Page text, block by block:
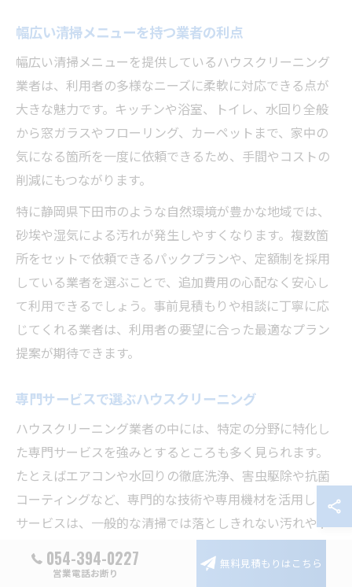
幅広い清掃メニューを持つ業者の利点
幅広い清掃メニューを提供しているハウスクリーニング
業者は、利用者の多様なニーズに柔軟に対応できる点が
大きな魅力です。キッチンや浴室、トイレ、水回り全般
から窓ガラスやフローリング、カーペットまで、家中の
気になる箇所を一度に依頼できるため、手間やコストの
削減にもつながります。
特に静岡県下田市のような自然環境が豊かな地域では、
砂埃や湿気による汚れが発生しやすくなります。複数箇
所をセットで依頼できるパックプランや、定額制を採用
している業者を選ぶことで、追加費用の心配なく安心し
て利用できるでしょう。事前見積もりや相談に丁寧に応
じてくれる業者は、利用者の要望に合った最適なプラン
提案が期待できます。
専門サービスで選ぶハウスクリーニング
ハウスクリーニング業者の中には、特定の分野に特化し
た専門サービスを強みとするところも多く見られます。
たとえばエアコンや水回りの徹底洗浄、害虫駆除や抗菌
コーティングなど、専門的な技術や専用機材を活用した
サービスは、一般的な清掃では落としきれない汚れやト
静岡県下田市で専門サービスを選ぶ際は、業者がどの分
054-394-0227
営業電話お断り
無料見積もりはこちら